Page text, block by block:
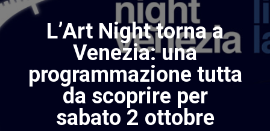
L’Art Night torna a
Venezia: una
programmazione tutta
da scoprire per
sabato 2 ottobre